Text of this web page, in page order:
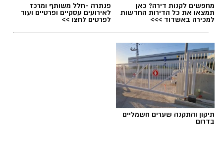
מחפשים לקנות דירה? כאן
תמצאו את כל הדירות החדשות
למכירה באשדוד >>>
פנתרה -חלל משותף ומרכז
לאירועים עסקיים ופרטיים ועוד
לפרטים לחצו >>
תיקון והתקנה שערים חשמליים
בדרום